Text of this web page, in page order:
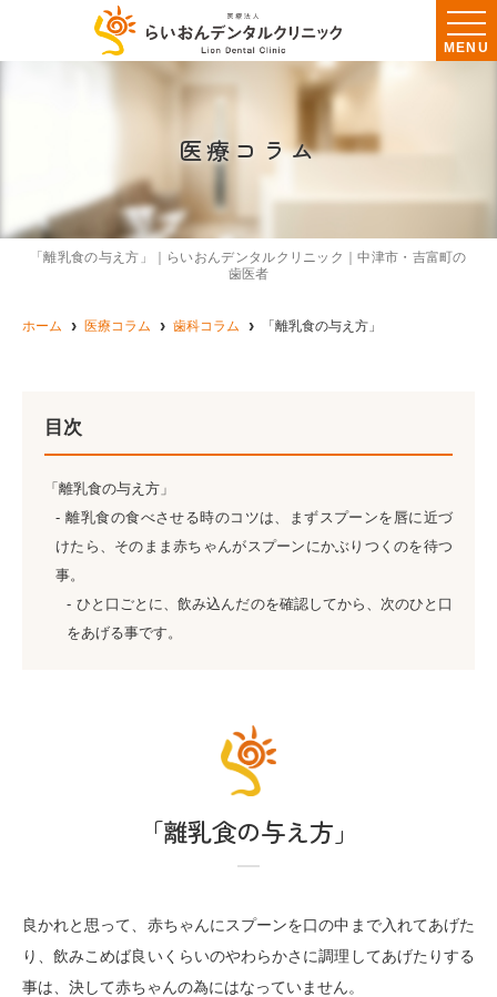
MENU
医療コラム
「離乳食の与え方」｜らいおんデンタルクリニック｜中津市・吉富町の
歯医者
ホーム 医療コラム 歯科コラム 「離乳食の与え方」
目次
「離乳食の与え方」
離乳食の食べさせる時のコツは、まずスプーンを唇に近づ
けたら、そのまま赤ちゃんがスプーンにかぶりつくのを待つ
事。
ひと口ごとに、飲み込んだのを確認してから、次のひと口
をあげる事です。
「離乳食の与え方」
良かれと思って、赤ちゃんにスプーンを口の中まで入れてあげた
り、飲みこめば良いくらいのやわらかさに調理してあげたりする
事は、決して赤ちゃんの為にはなっていません。